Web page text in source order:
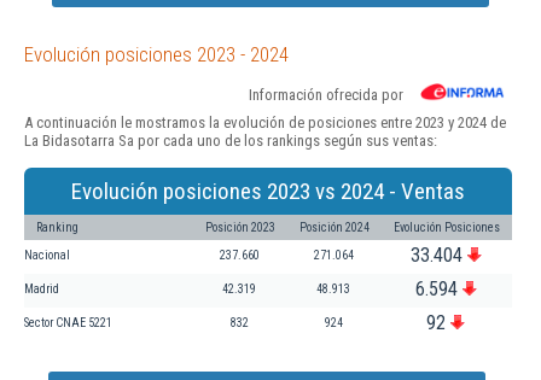
Evolución posiciones 2023 - 2024
Información ofrecida por
A continuación le mostramos la evolución de posiciones entre 2023 y 2024 de
La Bidasotarra Sa por cada uno de los rankings según sus ventas:
Evolución posiciones 2023 vs 2024 - Ventas
Ranking Posición 2023 Posición 2024 Evolución Posiciones
Nacional 237.660 271.064 33.404
Madrid 42.319 48.913 6.594
Sector CNAE 5221 832 924 92